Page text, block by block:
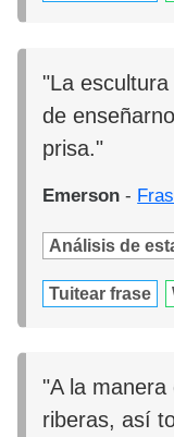
"La
de
prisa."
Emerson -
Análisis de
Tuitear frase
"A la
riberas, así